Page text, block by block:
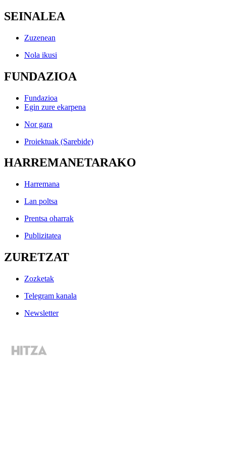
SEINALEA
Zuzenean
Nola ikusi
FUNDAZIOA
Fundazioa
Egin zure ekarpena
Nor gara
Proiektuak (Sarebide)
HARREMANETARAKO
Harremana
Lan poltsa
Prentsa oharrak
Publizitatea
ZURETZAT
Zozketak
Telegram kanala
Newsletter